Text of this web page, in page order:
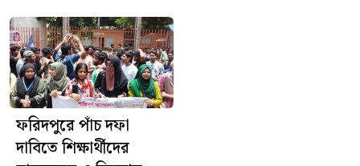
ফরিদপুরে পাঁচ দফা
দাবিতে শিক্ষার্থীদের